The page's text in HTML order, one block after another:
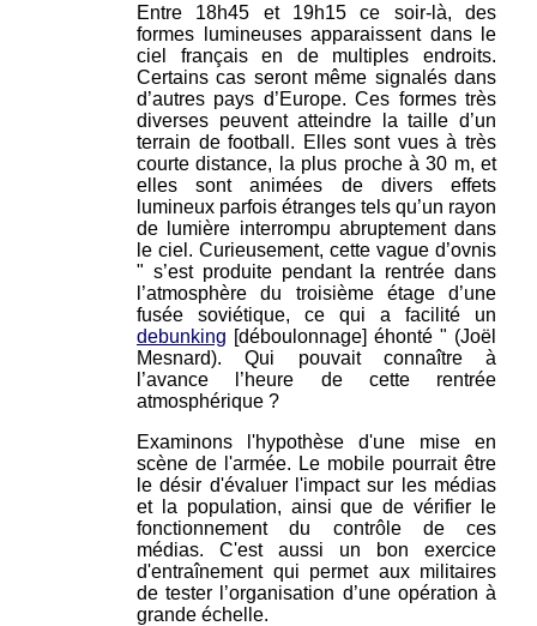
Entre 18h45 et 19h15 ce soir-là, des
formes lumineuses apparaissent dans le
ciel français en de multiples endroits.
Certains cas seront même signalés dans
d’autres pays d’Europe. Ces formes très
diverses peuvent atteindre la taille d’un
terrain de football. Elles sont vues à très
courte distance, la plus proche à 30 m, et
elles sont animées de divers effets
lumineux parfois étranges tels qu’un rayon
de lumière interrompu abruptement dans
le ciel. Curieusement, cette vague d’ovnis
" s’est produite pendant la rentrée dans
l’atmosphère du troisième étage d’une
fusée soviétique, ce qui a facilité un
debunking [déboulonnage] éhonté " (Joël
Mesnard). Qui pouvait connaître à
l’avance l’heure de cette rentrée
atmosphérique ?
Examinons l'hypothèse d'une mise en
scène de l'armée. Le mobile pourrait être
le désir d'évaluer l'impact sur les médias
et la population, ainsi que de vérifier le
fonctionnement du contrôle de ces
médias. C'est aussi un bon exercice
d'entraînement qui permet aux militaires
de tester l’organisation d’une opération à
grande échelle.